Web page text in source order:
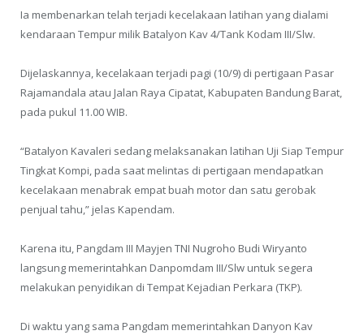
Ia membenarkan telah terjadi kecelakaan latihan yang dialami
kendaraan Tempur milik Batalyon Kav 4/Tank Kodam III/Slw.
Dijelaskannya, kecelakaan terjadi pagi (10/9) di pertigaan Pasar
Rajamandala atau Jalan Raya Cipatat, Kabupaten Bandung Barat,
pada pukul 11.00 WIB.
“Batalyon Kavaleri sedang melaksanakan latihan Uji Siap Tempur
Tingkat Kompi, pada saat melintas di pertigaan mendapatkan
kecelakaan menabrak empat buah motor dan satu gerobak
penjual tahu,” jelas Kapendam.
Karena itu, Pangdam III Mayjen TNI Nugroho Budi Wiryanto
langsung memerintahkan Danpomdam III/Slw untuk segera
melakukan penyidikan di Tempat Kejadian Perkara (TKP).
Di waktu yang sama Pangdam memerintahkan Danyon Kav